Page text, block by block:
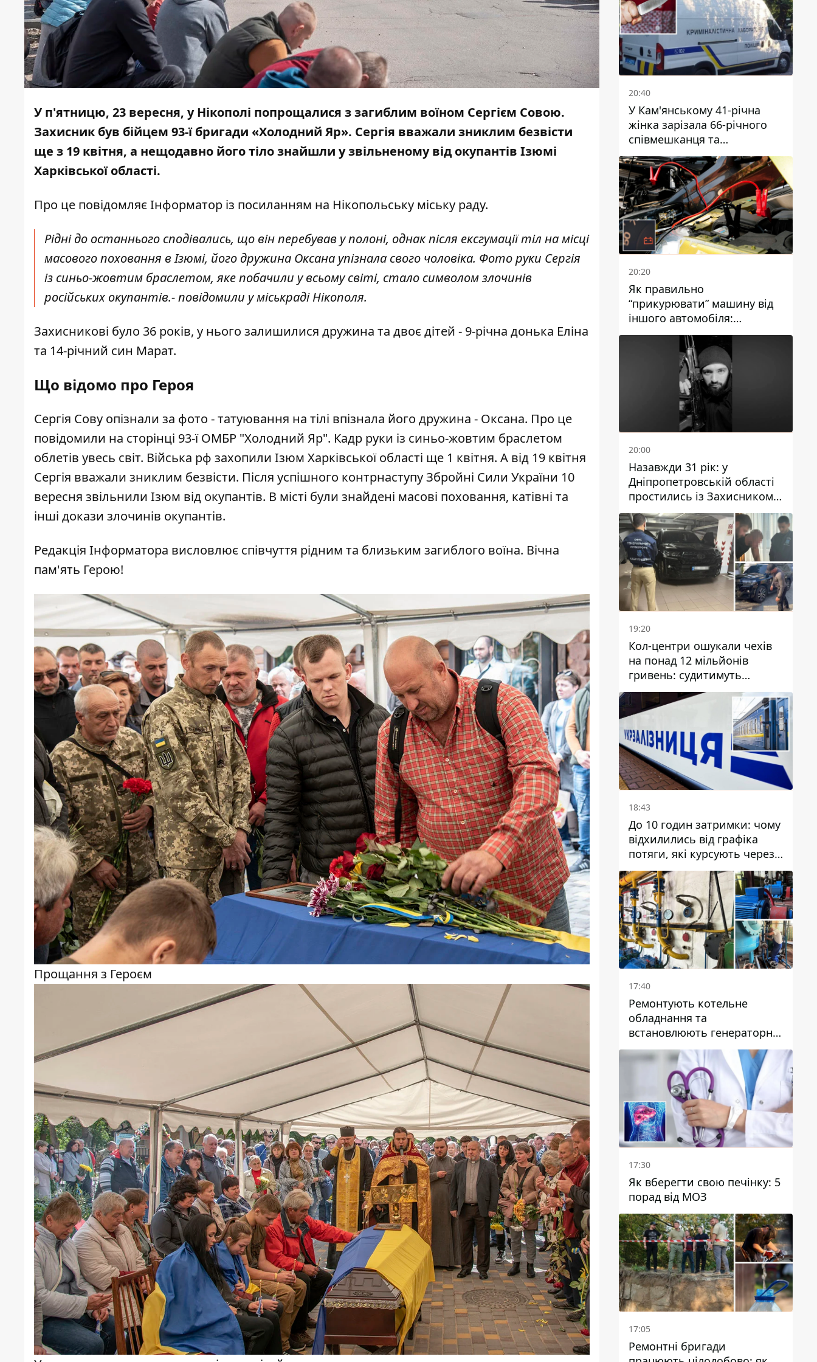
У п'ятницю, 23 вересня, у Нікополі попрощалися з загиблим воїном Сергієм Совою.
Захисник був бійцем 93-ї бригади «Холодний Яр». Сергія вважали зниклим безвісти
ще з 19 квітня, а нещодавно його тіло знайшли у звільненому від окупантів Ізюмі
Харківської області.
Про це повідомляє Інформатор із посиланням на Нікопольську міську раду.
Рідні до останнього сподівались, що він перебував у полоні, однак після ексгумації тіл на місці
масового поховання в Ізюмі, його дружина Оксана упізнала свого чоловіка. Фото руки Сергія
із синьо-жовтим браслетом, яке побачили у всьому світі, стало символом злочинів
російських окупантів.- повідомили у міськраді Нікополя.
Захисникові було 36 років, у нього залишилися дружина та двоє дітей - 9-річна донька Еліна
та 14-річний син Марат.
Що відомо про Героя
Сергія Сову опізнали за фото - татуювання на тілі впізнала його дружина - Оксана. Про це
повідомили на сторінці 93-ї ОМБР "Холодний Яр". Кадр руки із синьо-жовтим браслетом
облетів увесь світ. Війська рф захопили Ізюм Харківської області ще 1 квітня. А від 19 квітня
Сергія вважали зниклим безвісти. Після успішного контрнаступу Збройні Сили України 10
вересня звільнили Ізюм від окупантів. В місті були знайдені масові поховання, катівні та
інші докази злочинів окупантів.
Редакція Інформатора висловлює співчуття рідним та близьким загиблого воїна. Вічна
пам'ять Герою!
Прощання з Героєм
20:40
У Кам'янському 41-річна
жінка зарізала 66-річного
співмешканця та
намагалась обманути
поліцейських
20:20
Як правильно
“прикурювати” машину від
іншого автомобіля:
інструкція для водіїв
20:00
Назавжди 31 рік: у
Дніпропетровській області
простились із Захисником
Олександром Рєпіним
19:20
Кол-центри ошукали чехів
на понад 12 мільйонів
гривень: судитимуть
дніпрянина, який
організував
транснаціональну злочинну
організацію
18:43
До 10 годин затримки: чому
відхилились від графіка
потяги, які курсують через
Дніпро та область
17:40
Ремонтують котельне
обладнання та
встановлюють генераторні
установки: як у Дніпрі
готуються до
опалювального сезону
17:30
Як вберегти свою печінку: 5
порад від МОЗ
17:05
Ремонтні бригади